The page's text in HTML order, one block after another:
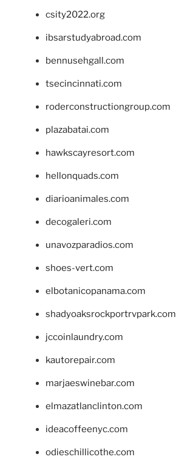
csity2022.org
ibsarstudyabroad.com
bennusehgall.com
tsecincinnati.com
roderconstructiongroup.com
plazabatai.com
hawkscayresort.com
hellonquads.com
diarioanimales.com
decogaleri.com
unavozparadios.com
shoes-vert.com
elbotanicopanama.com
shadyoaksrockportrvpark.com
jccoinlaundry.com
kautorepair.com
marjaeswinebar.com
elmazatlanclinton.com
ideacoffeenyc.com
odieschillicothe.com